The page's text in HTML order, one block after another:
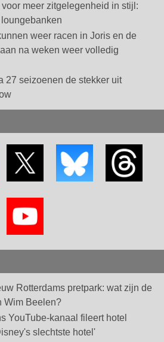
meer zitgelegenheid in stijl:
weer racen in Joris en de
na weken weer volledig
27 seizoenen de stekker uit
Rotterdams pretpark: wat zijn de
Wim Beelen?
YouTube-kanaal fileert hotel
slechtste hotel'